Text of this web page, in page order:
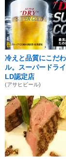
冷えと品質にこだ
ル。スーパードラ
LD認定店
(アサヒビール)